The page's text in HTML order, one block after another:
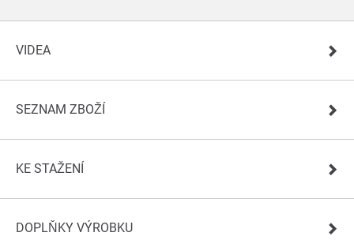
VIDEA
SEZNAM ZBOŽÍ
KE STAŽENÍ
DOPLŇKY VÝROBKU